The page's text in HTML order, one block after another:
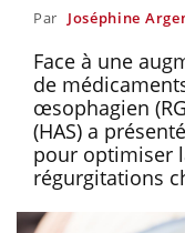
Par Joséphine
Face à une
de
œsophagien
(HAS) a
pour optimiser
régurgitations